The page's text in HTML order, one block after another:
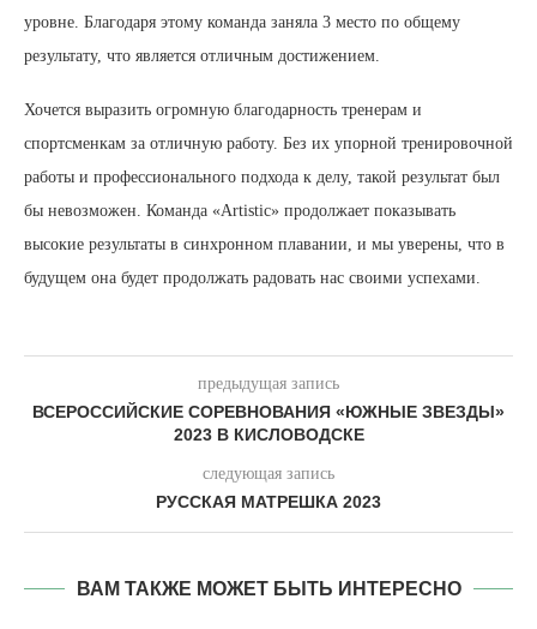
уровне. Благодаря этому команда заняла 3 место по общему
результату, что является отличным достижением.
Хочется выразить огромную благодарность тренерам и
спортсменкам за отличную работу. Без их упорной тренировочной
работы и профессионального подхода к делу, такой результат был
бы невозможен. Команда «Artistic» продолжает показывать
высокие результаты в синхронном плавании, и мы уверены, что в
будущем она будет продолжать радовать нас своими успехами.
предыдущая запись
ВСЕРОССИЙСКИЕ СОРЕВНОВАНИЯ «ЮЖНЫЕ ЗВЕЗДЫ»
2023 В КИСЛОВОДСКЕ
следующая запись
РУССКАЯ МАТРЕШКА 2023
ВАМ ТАКЖЕ МОЖЕТ БЫТЬ ИНТЕРЕСНО